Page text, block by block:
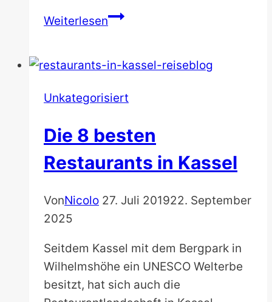
WeiterlesenBaskenland
Top
Reiseziele
Highlights
Unkategorisiert
Die 8 besten
Restaurants in Kassel
VonNicolo 27. Juli 201922. September
2025
Seitdem Kassel mit dem Bergpark in
Wilhelmshöhe ein UNESCO Welterbe
besitzt, hat sich auch die